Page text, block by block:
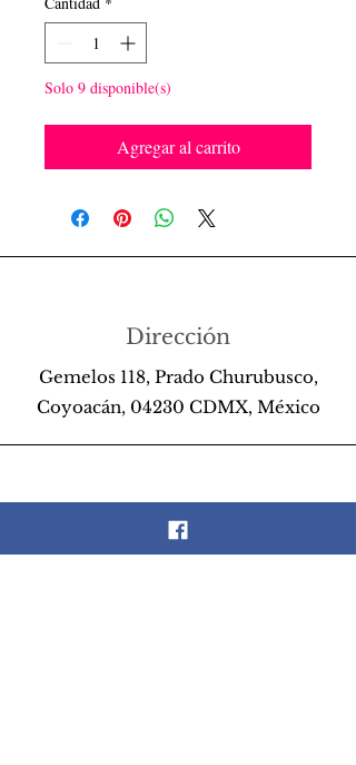
Solo 9 disponible(s)
Agregar al carrito
Dirección
Gemelos 118, Prado Churubusco,
Coyoacán, 04230 CDMX, México
Teléfono
55 26 89 13 14